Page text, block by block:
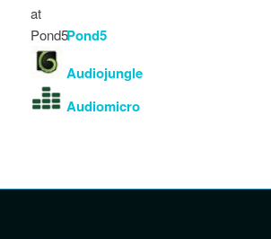
Pond5
Audiojungle
Audiomicro